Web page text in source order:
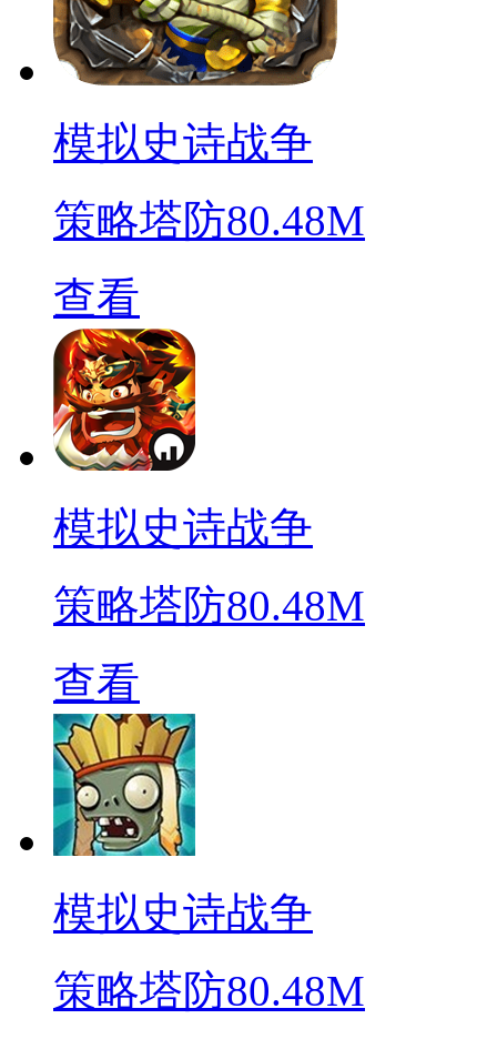
模拟史诗战争
策略塔防80.48M
查看
模拟史诗战争
策略塔防80.48M
查看
模拟史诗战争
策略塔防80.48M